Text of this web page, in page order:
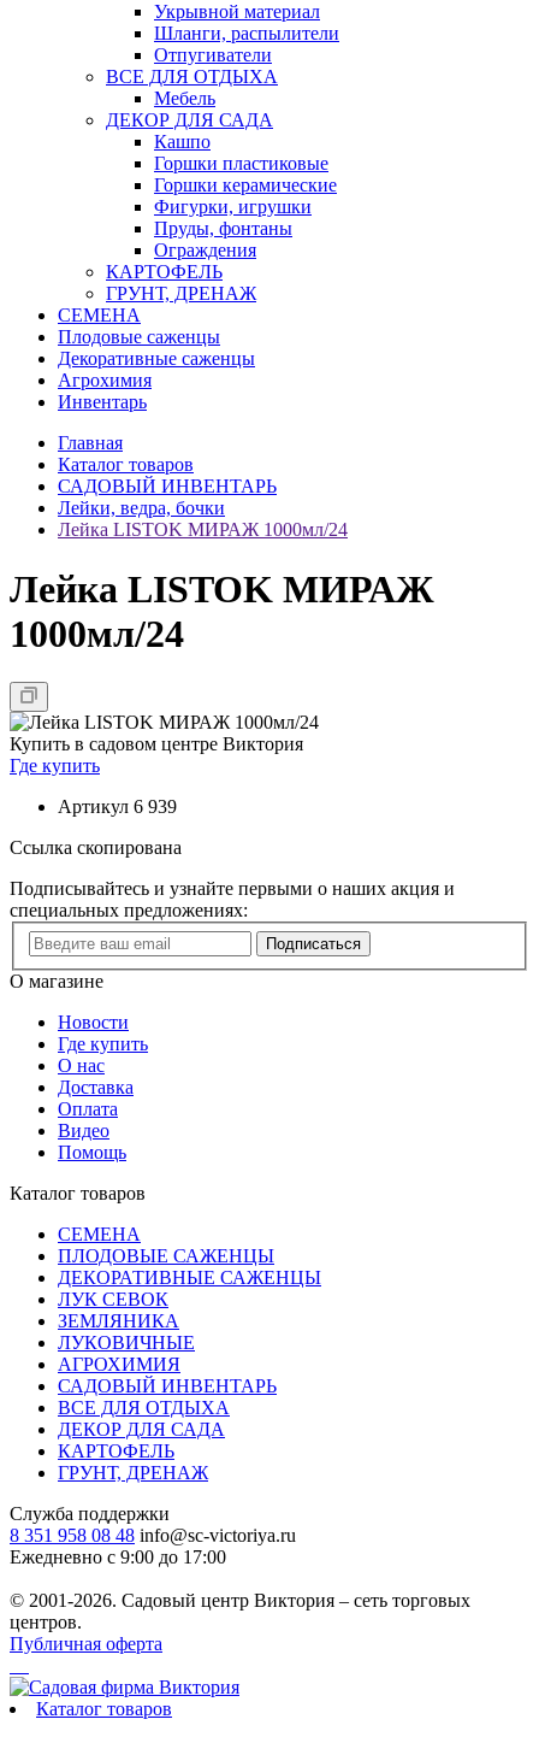
Укрывной материал
Шланги, распылители
Отпугиватели
ВСЕ ДЛЯ ОТДЫХА
Мебель
ДЕКОР ДЛЯ САДА
Кашпо
Горшки пластиковые
Горшки керамические
Фигурки, игрушки
Пруды, фонтаны
Ограждения
КАРТОФЕЛЬ
ГРУНТ, ДРЕНАЖ
СЕМЕНА
Плодовые саженцы
Декоративные саженцы
Агрохимия
Инвентарь
Главная
Каталог товаров
САДОВЫЙ ИНВЕНТАРЬ
Лейки, ведра, бочки
Лейка LISTOK МИРАЖ 1000мл/24
Лейка LISTOK МИРАЖ
1000мл/24
Купить в садовом центре Виктория
Где купить
Артикул 6 939
Ссылка скопирована
Подписывайтесь и узнайте первыми о наших акция и
специальных предложениях:
Подписаться
О магазине
Новости
Где купить
О нас
Доставка
Оплата
Видео
Помощь
Каталог товаров
СЕМЕНА
ПЛОДОВЫЕ САЖЕНЦЫ
ДЕКОРАТИВНЫЕ САЖЕНЦЫ
ЛУК СЕВОК
ЗЕМЛЯНИКА
ЛУКОВИЧНЫЕ
АГРОХИМИЯ
САДОВЫЙ ИНВЕНТАРЬ
ВСЕ ДЛЯ ОТДЫХА
ДЕКОР ДЛЯ САДА
КАРТОФЕЛЬ
ГРУНТ, ДРЕНАЖ
Служба поддержки
8 351 958 08 48 info@sc-victoriya.ru
Ежедневно с 9:00 до 17:00
© 2001-2026. Садовый центр Виктория – сеть торговых
центров.
Публичная оферта
Каталог товаров